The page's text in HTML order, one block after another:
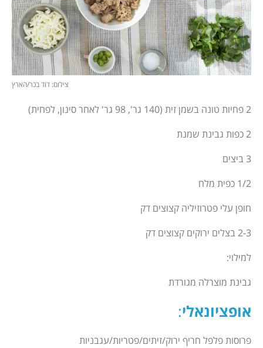
צילום: דוד בכר/הארץ
2 פחיות טונה בשמן זית (140 גר', 98 גר' לאחר סינון, לפחית)
2 כפות גבינת שמנת
3 ביצים
1/2 כפית מלח
חופן עלי פטרוזיליה קצוצים דק
2-3 בצלים ירוקים קצוצים דק
למילוי:
גבינת מוצרלה מגורדת
אופציונאלי:
פרוסות פלפל חריף ירוק/זיתים/פטריות/עגבניות